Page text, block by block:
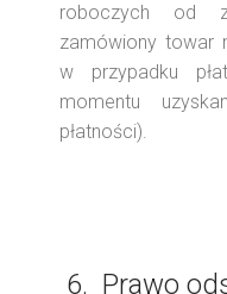
roboczych od
zamówiony towar
w przypadku
momentu
płatności).
6. Prawo